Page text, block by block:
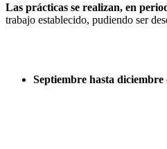
Las prácticas se realizan, en
trabajo establecido, pudiendo ser
Septiembre hasta